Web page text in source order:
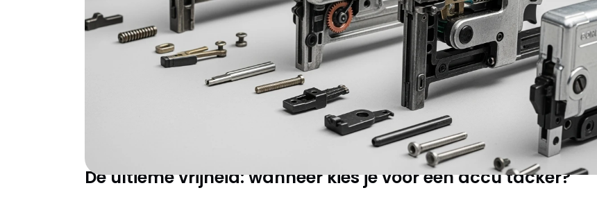
Accu, lucht of handkracht: welke aandrijving
past écht bij jouw project?
De aandrijving van je tacker bepaalt direct de toepassingsmogelijkheden en het gebruiksgemak. Elke
technologie heeft specifieke voordelen die perfect aansluiten bij verschillende werkzaamheden.
De ultieme vrijheid: wanneer kies je voor een accu tacker?